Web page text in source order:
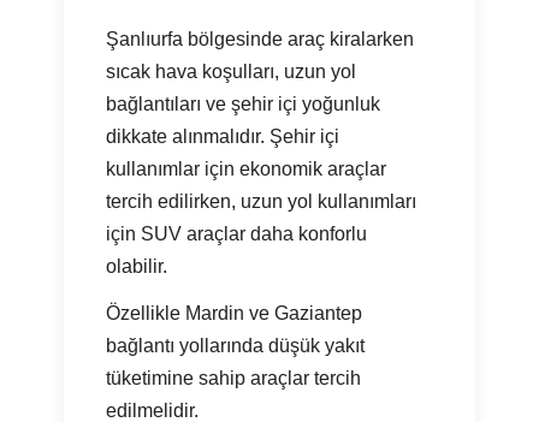
Şanlıurfa bölgesinde araç kiralarken
sıcak hava koşulları, uzun yol
bağlantıları ve şehir içi yoğunluk
dikkate alınmalıdır. Şehir içi
kullanımlar için ekonomik araçlar
tercih edilirken, uzun yol kullanımları
için SUV araçlar daha konforlu
olabilir.
Özellikle Mardin ve Gaziantep
bağlantı yollarında düşük yakıt
tüketimine sahip araçlar tercih
edilmelidir.